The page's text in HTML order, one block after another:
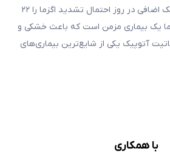
که خوردن تنها یک گرم نمک اضافی در روز احتمال تشدید اگزما را ۲۲
یک بیماری مزمن است که باعث خشکی و
آتوپیک یکی از شایع‌ترین بیماری‌های
با همکاری